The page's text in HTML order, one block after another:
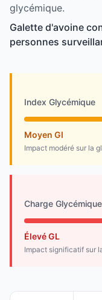
glycémique.
Galette d'avoine
personnes
Index Glycémique
Moyen GI
Impact modéré sur la
Charge Glycémique
Élevé GL
Impact significatif sur